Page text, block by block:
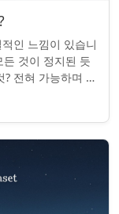
인 느낌이 있습니
것이 정지된 듯
전혀 가능하며 가